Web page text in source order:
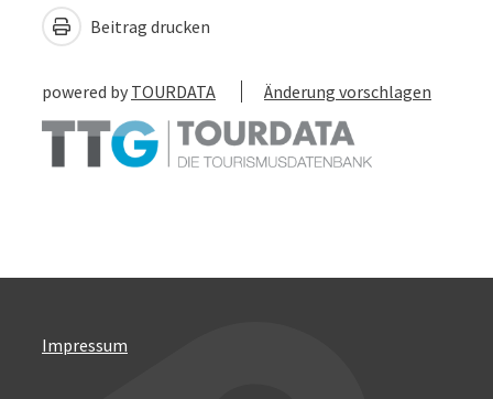
Beitrag drucken
powered by TOURDATA Änderung vorschlagen
Impressum